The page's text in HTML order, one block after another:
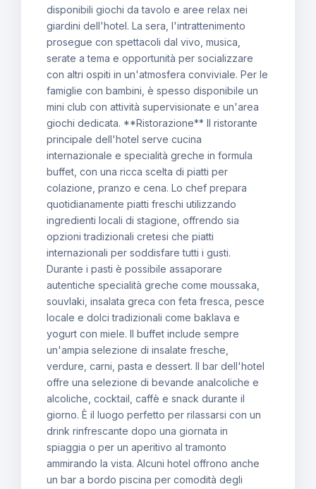
disponibili giochi da tavolo e aree relax nei
giardini dell'hotel. La sera, l'intrattenimento
prosegue con spettacoli dal vivo, musica,
serate a tema e opportunità per socializzare
con altri ospiti in un'atmosfera conviviale. Per le
famiglie con bambini, è spesso disponibile un
mini club con attività supervisionate e un'area
giochi dedicata. **Ristorazione** Il ristorante
principale dell'hotel serve cucina
internazionale e specialità greche in formula
buffet, con una ricca scelta di piatti per
colazione, pranzo e cena. Lo chef prepara
quotidianamente piatti freschi utilizzando
ingredienti locali di stagione, offrendo sia
opzioni tradizionali cretesi che piatti
internazionali per soddisfare tutti i gusti.
Durante i pasti è possibile assaporare
autentiche specialità greche come moussaka,
souvlaki, insalata greca con feta fresca, pesce
locale e dolci tradizionali come baklava e
yogurt con miele. Il buffet include sempre
un'ampia selezione di insalate fresche,
verdure, carni, pasta e dessert. Il bar dell'hotel
offre una selezione di bevande analcoliche e
alcoliche, cocktail, caffè e snack durante il
giorno. È il luogo perfetto per rilassarsi con un
drink rinfrescante dopo una giornata in
spiaggia o per un aperitivo al tramonto
ammirando la vista. Alcuni hotel offrono anche
un bar a bordo piscina per comodità degli